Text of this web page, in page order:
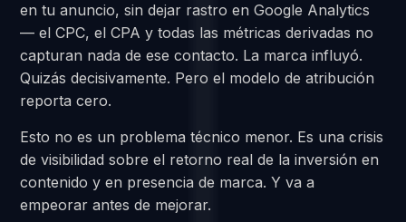
en tu anuncio, sin dejar rastro en Google Analytics
— el CPC, el CPA y todas las métricas derivadas no
capturan nada de ese contacto. La marca influyó.
Quizás decisivamente. Pero el modelo de atribución
reporta cero.
Esto no es un problema técnico menor. Es una crisis
de visibilidad sobre el retorno real de la inversión en
contenido y en presencia de marca. Y va a
empeorar antes de mejorar.